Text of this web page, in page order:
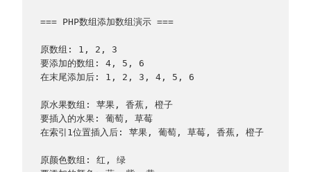
=== PHP数组添加数组演示 ===
原数组: 1, 2, 3
要添加的数组: 4, 5, 6
在末尾添加后: 1, 2, 3, 4, 5, 6
原水果数组: 苹果, 香蕉, 橙子
要插入的水果: 葡萄, 草莓
在索引1位置插入后: 苹果, 葡萄, 草莓, 香蕉, 橙子
原颜色数组: 红, 绿